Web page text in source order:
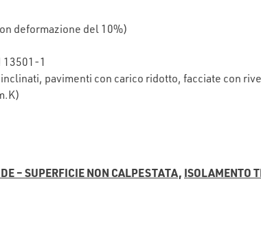
deformazione del 10%)
13501-1
pavimenti con carico ridotto, facciate con
– SUPERFICIE NON CALPESTATA, ISOLAMENTO